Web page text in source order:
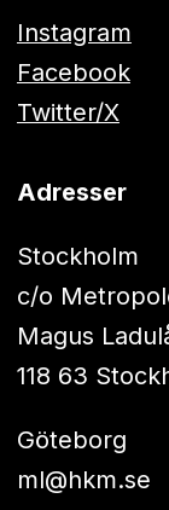
Instagram
Facebook
Twitter/X
Adresser
Stockholm
c/o
Magus
118 63
Göteborg
ml@hkm.se